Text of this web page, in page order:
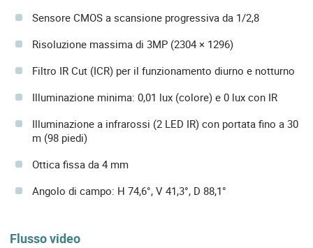
Sensore CMOS a scansione progressiva da 1/2,8
Risoluzione massima di 3MP (2304 × 1296)
Filtro IR Cut (ICR) per il funzionamento diurno e notturno
Illuminazione minima: 0,01 lux (colore) e 0 lux con IR
Illuminazione a infrarossi (2 LED IR) con portata fino a 30
m (98 piedi)
Ottica fissa da 4 mm
Angolo di campo: H 74,6°, V 41,3°, D 88,1°
Flusso video